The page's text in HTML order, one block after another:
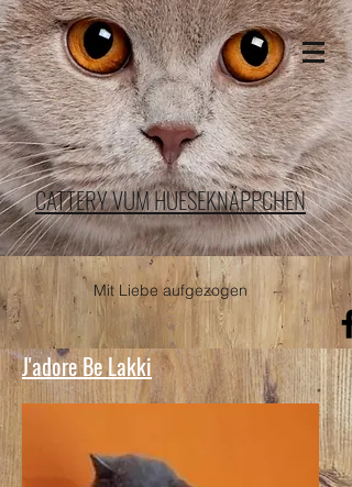
CATTERY VUM HUESEKNÄPPCHEN
Mit Liebe aufgezogen
J'adore Be Lakki